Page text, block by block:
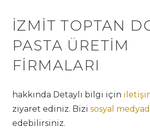
İZMIT TOPTAN
PASTA ÜRETIM
FIRMALARI
hakkında Detaylı bilgi için
ziyaret ediniz. Bizi sosyal
edebilirsiniz.